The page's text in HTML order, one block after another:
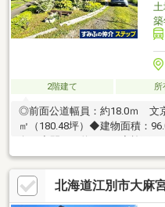
築
2階建て 所
◎前面公道幅員：約18.0ｍ 文
㎡（180.48坪）◆建物面積：
向き◆間口：約17.4ｍ◆施工：
～野幌森林公園が望めます～
210ｍ・ならのき公園 約360
約1560ｍ・セブンイレブン江
校 約1150ｍ
北海道江別市大麻